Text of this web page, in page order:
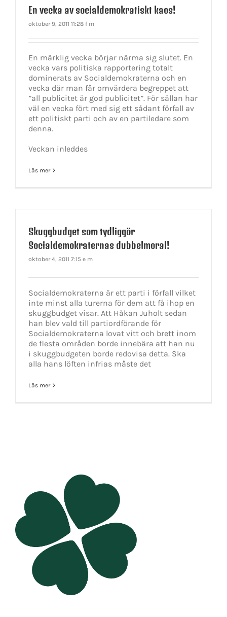
En vecka av socialdemokratiskt kaos!
oktober 9, 2011 11:28 f m
En märklig vecka börjar närma sig slutet. En
vecka vars politiska rapportering totalt
dominerats av Socialdemokraterna och en
vecka där man får omvärdera begreppet att
”all publicitet är god publicitet”. För sällan har
väl en vecka fört med sig ett sådant förfall av
ett politiskt parti och av en partiledare som
denna.
Veckan inleddes
Läs mer
Skuggbudget som tydliggör
Socialdemokraternas dubbelmoral!
oktober 4, 2011 7:15 e m
Socialdemokraterna är ett parti i förfall vilket
inte minst alla turerna för dem att få ihop en
skuggbudget visar. Att Håkan Juholt sedan
han blev vald till partiordförande för
Socialdemokraterna lovat vitt och brett inom
de flesta områden borde innebära att han nu
i skuggbudgeten borde redovisa detta. Ska
alla hans löften infrias måste det
Läs mer